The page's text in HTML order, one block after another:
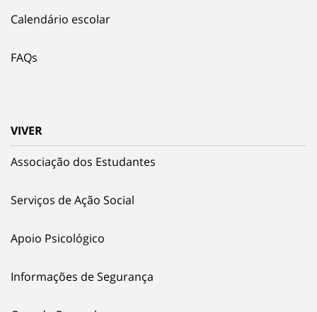
Calendário escolar
FAQs
VIVER
Associação dos Estudantes
Serviços de Ação Social
Apoio Psicológico
Informações de Segurança